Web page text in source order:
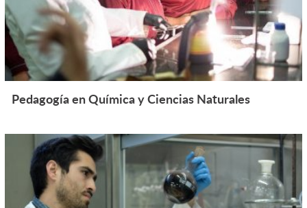
Pedagogía en Química y Ciencias Naturales